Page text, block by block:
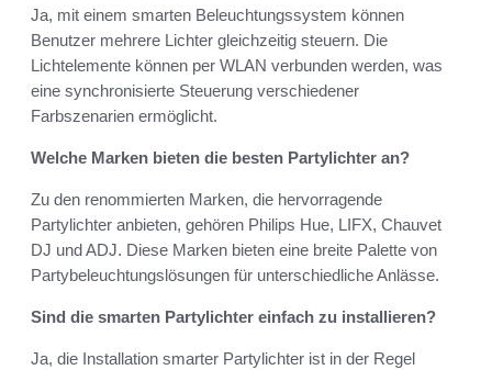
Ja, mit einem smarten Beleuchtungssystem können
Benutzer mehrere Lichter gleichzeitig steuern. Die
Lichtelemente können per WLAN verbunden werden, was
eine synchronisierte Steuerung verschiedener
Farbszenarien ermöglicht.
Welche Marken bieten die besten Partylichter an?
Zu den renommierten Marken, die hervorragende
Partylichter anbieten, gehören Philips Hue, LIFX, Chauvet
DJ und ADJ. Diese Marken bieten eine breite Palette von
Partybeleuchtungslösungen für unterschiedliche Anlässe.
Sind die smarten Partylichter einfach zu installieren?
Ja, die Installation smarter Partylichter ist in der Regel